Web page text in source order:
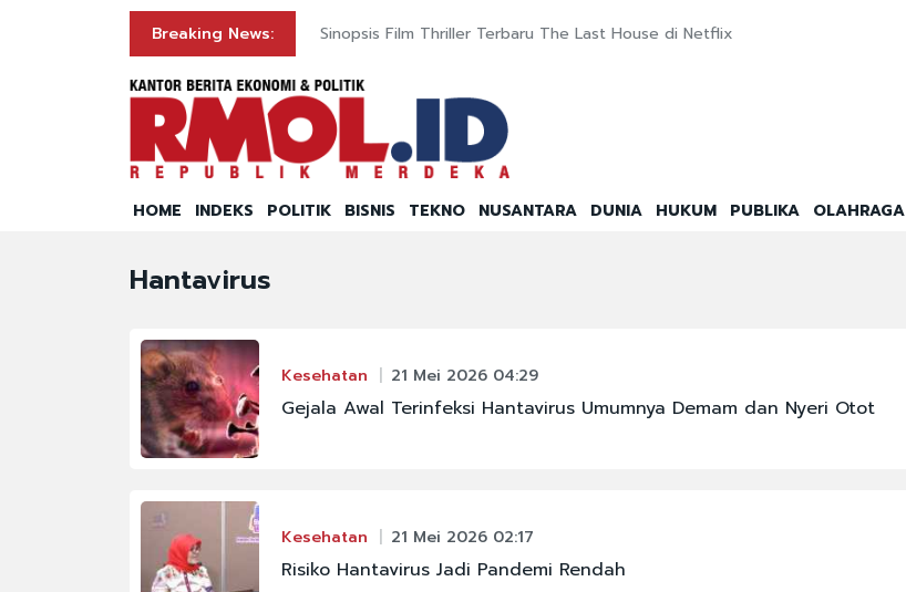
Breaking News: Sinopsis Film Thriller Terbaru The Last House di Netflix
HOME INDEKS POLITIK BISNIS TEKNO NUSANTARA DUNIA HUKUM PUBLIKA OLAHRAGA
Hantavirus
Kesehatan 21 Mei 2026 04:29
Gejala Awal Terinfeksi Hantavirus Umumnya Demam dan Nyeri Otot
Kesehatan 21 Mei 2026 02:17
Risiko Hantavirus Jadi Pandemi Rendah